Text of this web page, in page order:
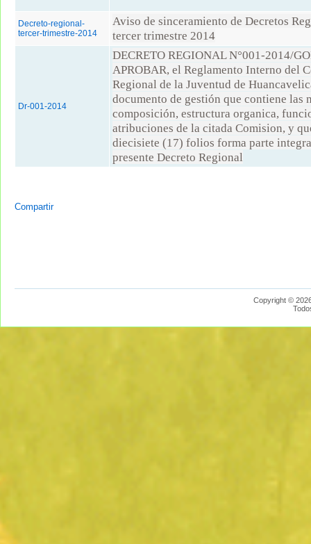
Decreto-regional-
tercer-trimestre-2014
Aviso de sinceramiento de Decretos
tercer trimestre 2014
Dr-001-2014
DECRETO REGIONAL N°001-2014/
APROBAR, el Reglamento Interno del
Regional de la Juventud de
documento de gestión que contiene las
composición, estructura organica,
atribuciones de la citada Comision, y
diecisiete (17) folios forma parte
presente Decreto Regional
Compartir
Copyright ©